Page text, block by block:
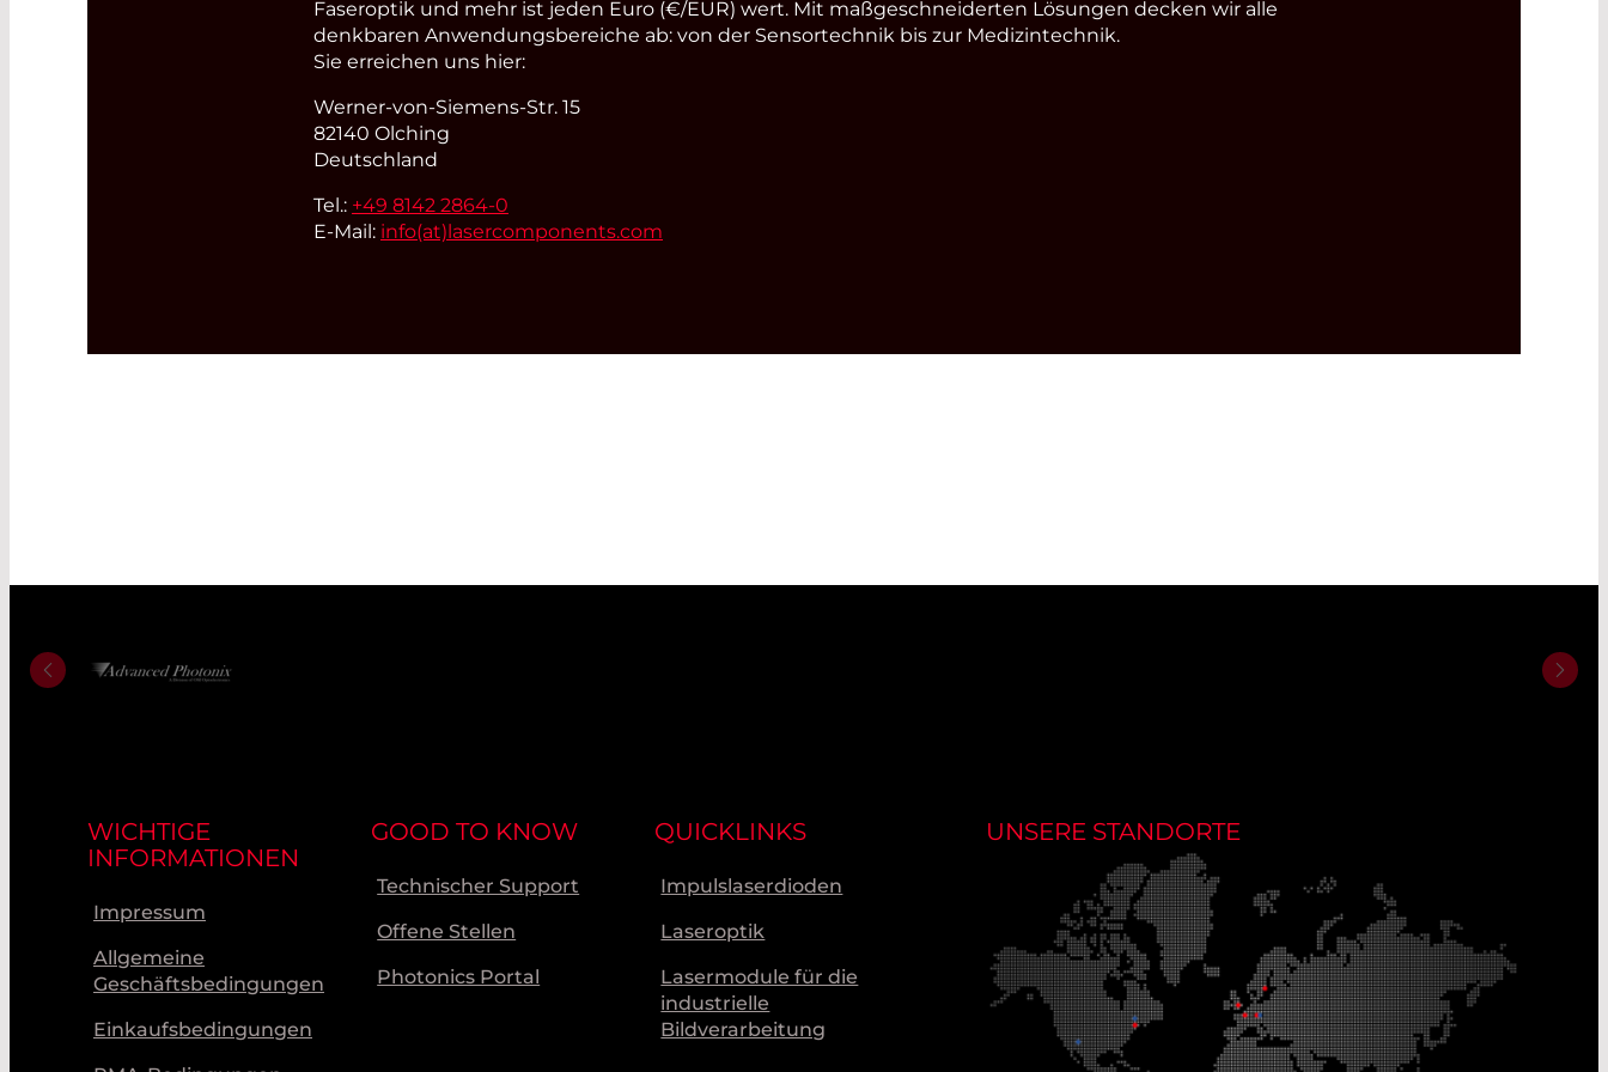
Faseroptik und mehr ist jeden Euro (€/EUR) wert. Mit maßgeschneiderten Lösungen decken wir alle
denkbaren Anwendungsbereiche ab: von der Sensortechnik bis zur Medizintechnik.
Sie erreichen uns hier:
Werner-von-Siemens-Str. 15
82140 Olching
Deutschland
Tel.: +49 8142 2864-0
E-Mail: info(at)lasercomponents.com
WICHTIGE
INFORMATIONEN
Impressum
Allgemeine
Geschäftsbedingungen
Einkaufsbedingungen
GOOD TO KNOW
Technischer Support
Offene Stellen
Photonics Portal
QUICKLINKS
Impulslaserdioden
Laseroptik
Lasermodule für die
industrielle
Bildverarbeitung
UNSERE STANDORTE